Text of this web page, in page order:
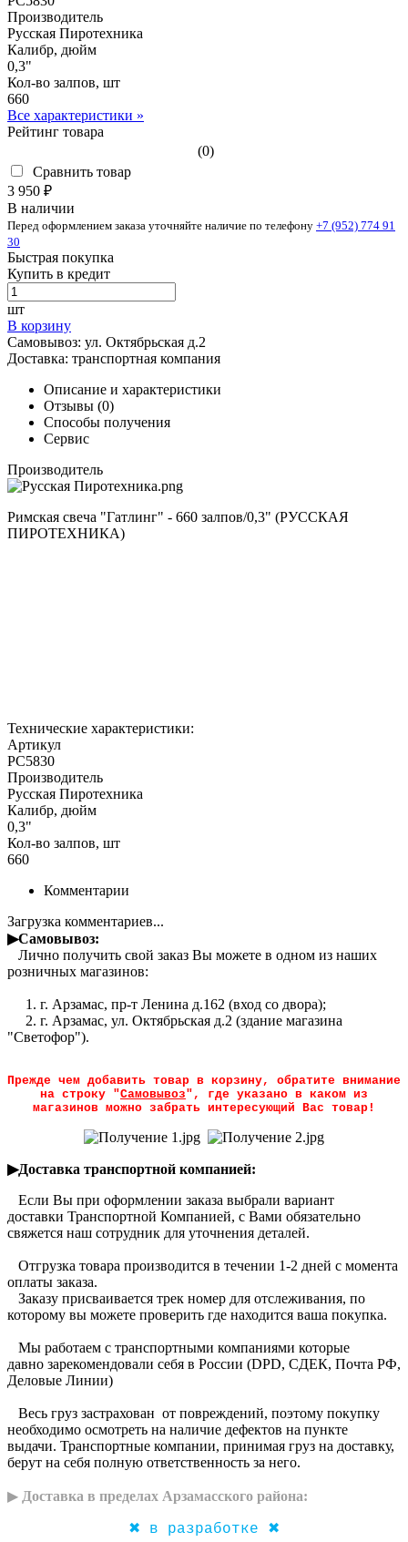
Производитель
Русская Пиротехника
Калибр, дюйм
0,3"
Кол-во залпов, шт
660
Все характеристики »
Рейтинг товара
(0)
Сравнить товар
3 950 ₽
В наличии
Перед оформлением заказа уточняйте наличие по телефону +7 (952) 774 91
30
Быстрая покупка
Купить в кредит
шт
В корзину
Самовывоз: ул. Октябрьская д.2
Доставка: транспортная компания
Описание и характеристики
Отзывы (0)
Способы получения
Сервис
Производитель
Римская свеча "Гатлинг" - 660 залпов/0,3" (РУССКАЯ
ПИРОТЕХНИКА)
Технические характеристики:
Артикул
РС5830
Производитель
Русская Пиротехника
Калибр, дюйм
0,3"
Кол-во залпов, шт
660
Комментарии
Загрузка комментариев...
▶Самовывоз:
Лично получить свой заказ Вы можете в одном из наших
розничных магазинов:
1. г. Арзамас, пр-т Ленина д.162 (вход со двора);
2. г. Арзамас, ул. Октябрьская д.2 (здание магазина
"Светофор").
Прежде чем добавить товар в корзину, обратите внимание
на строку "Самовывоз", где указано в каком из
магазинов можно забрать интересующий Вас товар!
▶Доставка транспортной компанией:
Если Вы при оформлении заказа выбрали вариант
доставки Транспортной Компанией, с Вами обязательно
свяжется наш сотрудник для уточнения деталей.
Отгрузка товара производится в течении 1-2 дней с момента
оплаты заказа.
Заказу присваивается трек номер для отслеживания, по
которому вы можете проверить где находится ваша покупка.
Мы работаем с транспортными компаниями которые
давно зарекомендовали себя в России (DPD, CДЕК, Почта РФ,
Деловые Линии)
Весь груз застрахован от повреждений, поэтому покупку
необходимо осмотреть на наличие дефектов на пункте
выдачи. Транспортные компании, принимая груз на доставку,
берут на себя полную ответственность за него.
▶ Доставка в пределах Арзамасского района:
✖ в разработке ✖